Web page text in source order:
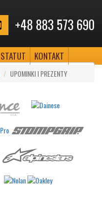
+48 883 573 690
STATUT KONTAKT
UPOMINKI I PREZENTY